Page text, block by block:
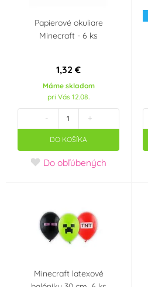
Papierové okuliare
Minecraft - 6 ks
1,32 €
Máme skladom
pri Vás 12.08.
- +
DO KOŠÍKA
Do obľúbených
Minecraft latexové